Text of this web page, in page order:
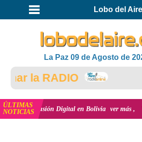
Lobo del Aire
La Paz 09 de Agosto de
la RADIO
ÚLTIMAS
NOTICIASDigital en Bolivia ver más